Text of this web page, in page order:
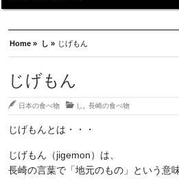
Home » し » じげもん
じげもん
日本の食べ物 し 長崎の食べ物
じげもんとは・・・
じげもん（jigemon）は、
長崎の言葉で「地元のもの」という意